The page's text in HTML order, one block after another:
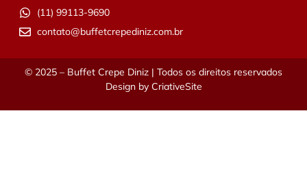
(11) 99113-9690
contato@buffetcrepediniz.com.br
© 2025 – Buffet Crepe Diniz | Todos os direitos reservados
Design by CriativeSite